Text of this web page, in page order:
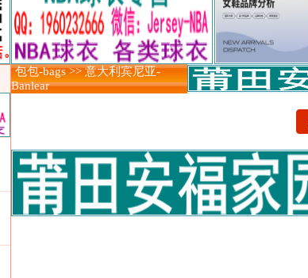
包包-bags >> 意大利宾尼亚-
Banlear